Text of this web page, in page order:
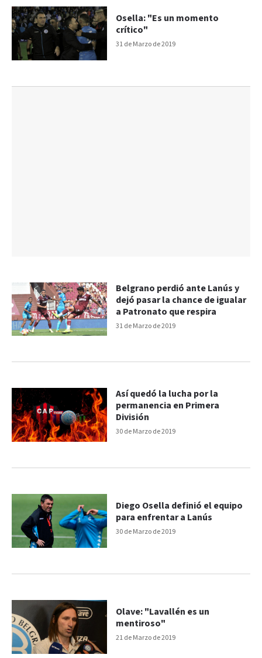
31 de Marzo de 2019
Osella: "Es un momento
crítico"
31 de Marzo de 2019
Belgrano perdió ante Lanús y
dejó pasar la chance de igualar
a Patronato que respira
30 de Marzo de 2019
Así quedó la lucha por la
permanencia en Primera
División
30 de Marzo de 2019
Diego Osella definió el equipo
para enfrentar a Lanús
21 de Marzo de 2019
Olave: "Lavallén es un
mentiroso"